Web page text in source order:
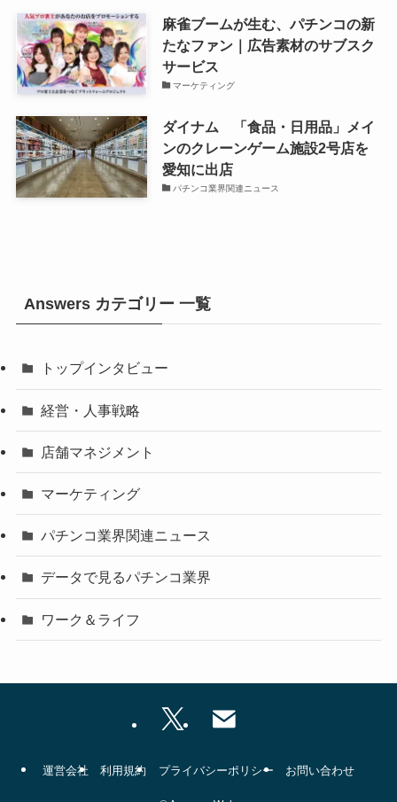
麻雀ブームが生む、パチンコの新
たなファン｜広告素材のサブスク
サービス
マーケティング
ダイナム 「食品・日用品」メイ
ンのクレーンゲーム施設2号店を
愛知に出店
パチンコ業界関連ニュース
Answers カテゴリー 一覧
トップインタビュー
経営・人事戦略
店舗マネジメント
マーケティング
パチンコ業界関連ニュース
データで見るパチンコ業界
ワーク＆ライフ
運営会社 利用規約 プライバシーポリシー お問い合わせ